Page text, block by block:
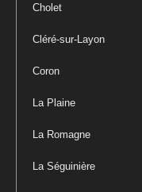
Cholet
Cléré-sur-Layon
Coron
La Plaine
La Romagne
La Séguinière